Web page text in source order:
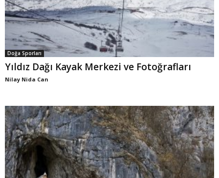
Doğa Sporları
Yıldız Dağı Kayak Merkezi ve Fotoğrafları
Nilay Nida Can